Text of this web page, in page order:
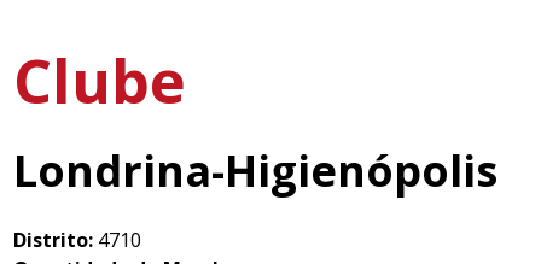
Clube
Londrina-Higienópolis
Distrito: 4710